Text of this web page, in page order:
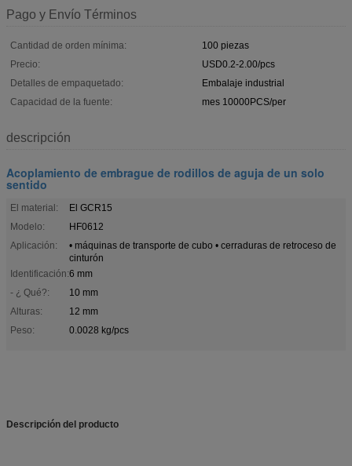
Pago y Envío Términos
Cantidad de orden mínima:
100 piezas
Precio:
USD0.2-2.00/pcs
Detalles de empaquetado:
Embalaje industrial
Capacidad de la fuente:
mes 10000PCS/per
descripción
Acoplamiento de embrague de rodillos de aguja de un solo
sentido
El material:
El GCR15
Modelo:
HF0612
Aplicación:
• máquinas de transporte de cubo • cerraduras de retroceso de
cinturón
Identificación:6 mm
- ¿ Qué?:
10 mm
Alturas:
12 mm
Peso:
0.0028 kg/pcs
Descripción del producto